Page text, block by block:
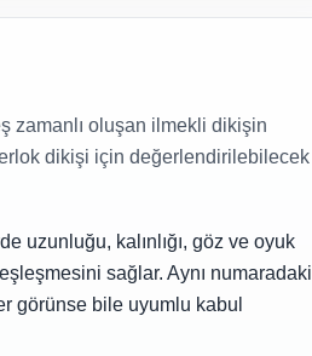
zamanlı oluşan ilmekli dikişin
dikişi için değerlendirilebilecek
uzunluğu, kalınlığı, göz ve oyuk
sağlar. Aynı numaradaki
görünse bile uyumlu kabul